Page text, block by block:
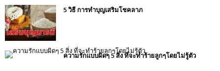
5 วิธี การทำบุญเสริมโชคลาภ
ความรักแบบผิดๆ 5 สิ่ง ที่จะทำร้ายลูกๆโดยไม่รู้ตัว